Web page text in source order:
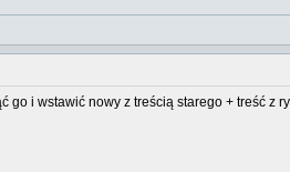
go i wstawić nowy z treścią starego + treść